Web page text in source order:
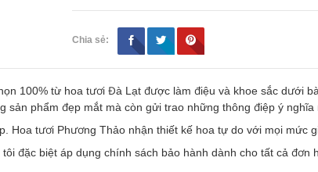
Chia sẻ:
100% từ hoa tươi Đà Lạt được làm điệu và khoe sắc dưới
phẩm đẹp mắt mà còn gửi trao những thông điệp ý
Hoa tươi Phương Thảo nhận thiết kế hoa tự do với mọi mức
đặc biệt áp dụng chính sách bảo hành dành cho tất cả đơn